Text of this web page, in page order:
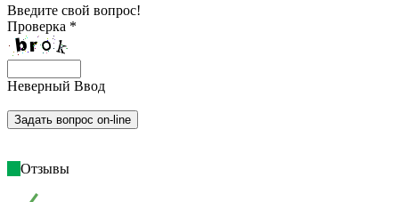
Введите свой вопрос!
Проверка *
Неверный Ввод
Отзывы